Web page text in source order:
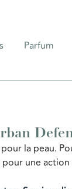
Parfum
la peau.
une